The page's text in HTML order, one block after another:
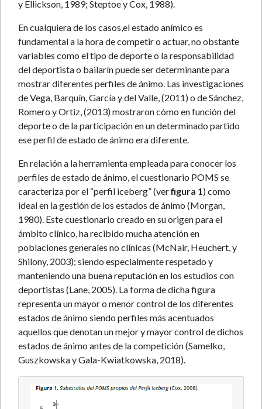
y Ellickson, 1989; Steptoe y Cox, 1988).
En cualquiera de los casos,el estado anímico es
fundamental a la hora de competir o actuar, no obstante
variables como el tipo de deporte o la responsabilidad
del deportista o bailarín puede ser determinante para
mostrar diferentes perfiles de ánimo. Las investigaciones
de Vega, Barquín, García y del Valle, (2011) o de Sánchez,
Romero y Ortiz, (2013) mostraron cómo en función del
deporte o de la participación en un determinado partido
ese perfil de estado de ánimo era diferente.
En relación a la herramienta empleada para conocer los
perfiles de estado de ánimo, el cuestionario POMS se
caracteriza por el “perfil iceberg” (verfigura 1) como
ideal en la gestión de los estados de ánimo (Morgan,
1980). Este cuestionario creado en su origen para el
ámbito clínico, ha recibido mucha atención en
poblaciones generales no clínicas (McNair, Heuchert, y
Shilony, 2003); siendo especialmente respetado y
manteniendo una buena reputación en los estudios con
deportistas (Lane, 2005). La forma de dicha figura
representa un mayor o menor control de los diferentes
estados de ánimo siendo perfiles más acentuados
aquellos que denotan un mejor y mayor control de dichos
estados de ánimo antes de la competición (Samelko,
Guszkowska y Gala-Kwiatkowska, 2018).